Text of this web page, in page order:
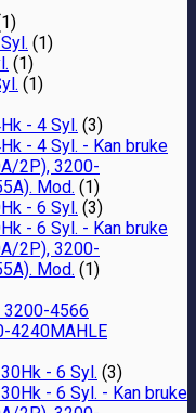
(1)
(1)
(1)
- 4 Syl. (3)
- 4 Syl. - Kan bruke
2P), 3200-
Mod. (1)
- 6 Syl. (3)
- 6 Syl. - Kan bruke
2P), 3200-
Mod. (1)
3200-4566
4240MAHLE
- 6 Syl. (3)
- 6 Syl. - Kan bruke